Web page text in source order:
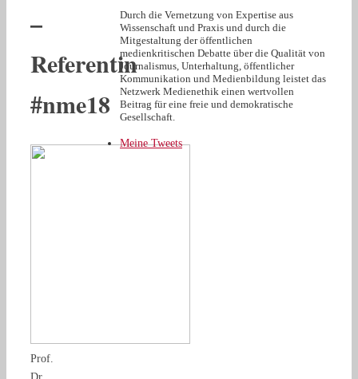
–
Referentin
#nme18
Prof.
Durch die Vernetzung von Expertise aus
Wissenschaft und Praxis und durch die
Mitgestaltung der öffentlichen
medienkritischen Debatte über die Qualität von
Journalismus, Unterhaltung, öffentlicher
Kommunikation und Medienbildung leistet das
Netzwerk Medienethik einen wertvollen
Beitrag für eine freie und demokratische
Gesellschaft.
Meine Tweets